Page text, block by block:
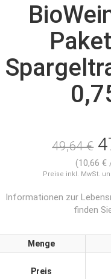
49,64 €
(10,66 €
Preise inkl. MwSt.
Informationen zur
finden
Menge
Preis